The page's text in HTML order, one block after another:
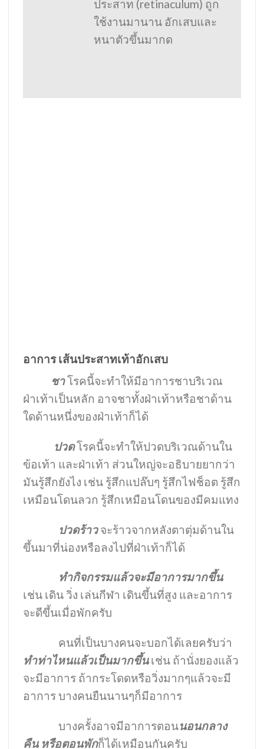
ประสาท (retinaculum) ถูก
ใช้งานมานาน อักเสบและ
หนาตัวขึ้นมากด
อาการ เส้นประสาทเท้าอักเสบ
ชาโรคนี้จะทำให้มีอาการชาบริเวณ
ฝ่าเท้าเป็นหลัก อาจชาทั้งฝ่าเท้าหรือชาด้าน
ใดด้านหนึ่งของฝ่าเท้าก็ได้
ปวดโรคนี้จะทำให้ปวดบริเวณด้านใน
ข้อเท้า และฝ่าเท้า ส่วนใหญ่จะอธิบายยากว่า
มันรู้สึกยังไง เช่น รู้สึกแปล๊บๆ รู้สึกไฟช็อต รู้สึก
เหมือนโดนลวก รู้สึกเหมือนโดนของมีคมแทง
ปวดร้าวจะร้าวจากหลังตาตุ่มด้านใน
ขึ้นมาที่น่องหรือลงไปที่ฝ่าเท้าก็ได้
ทำกิจกรรมแล้วจะมีอาการมากขึ้น
เช่น เดิน วิ่ง เล่นกีฬา เดินขึ้นที่สูง และอาการ
จะดีขึ้นเมื่อพักครับ
คนที่เป็นบางคนจะบอกได้เลยครับว่า
ทำท่าไหนแล้วเป็นมากขึ้นเช่น ถ้านั่งยองแล้ว
จะมีอาการ ถ้ากระโดดหรือวิ่งมากๆแล้วจะมี
อาการ บางคนยืนนานๆก็มีอาการ
บางครั้งอาจมีอาการตอนนอนกลาง
คืน หรือตอนพักก็ได้เหมือนกันครับ